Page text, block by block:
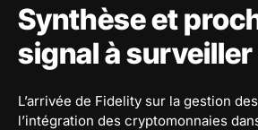
Synthèse et
signal à surveiller
L’arrivée de Fidelity sur la gestion
l’intégration des cryptomonnaies